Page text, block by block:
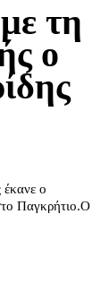
τη
ο
ο
Παγκρήτιο.Ο